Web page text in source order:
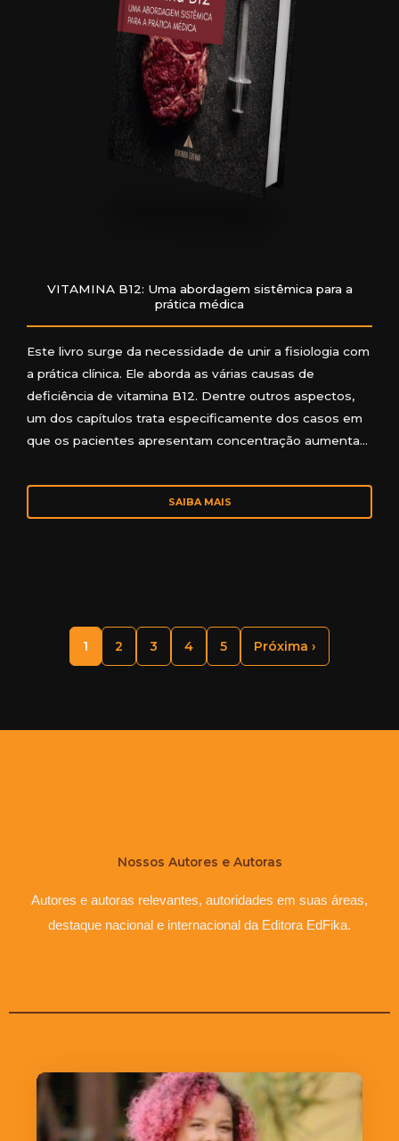
VITAMINA B12: Uma abordagem sistêmica para a
prática médica
Este livro surge da necessidade de unir a fisiologia com
a prática clínica. Ele aborda as várias causas de
deficiência de vitamina B12. Dentre outros aspectos,
um dos capítulos trata especificamente dos casos em
que os pacientes apresentam concentração aumenta…
SAIBA MAIS
1 2 3 4 5 Próxima ›
Nossos Autores e Autoras
Autores e autoras relevantes, autoridades em suas áreas,
destaque nacional e internacional da Editora EdFika.